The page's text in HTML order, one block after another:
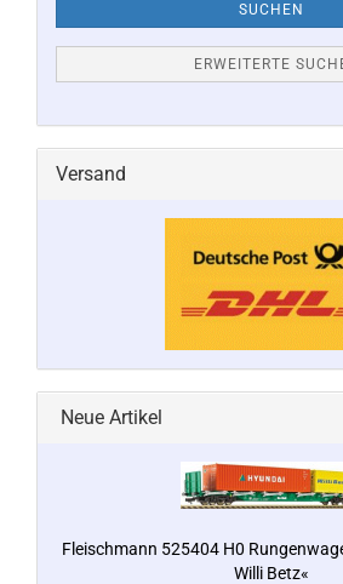
SUCHEN
ERWEITERTE
Versand
Neue Artikel
Fleischmann 525404 H0
Willi Betz«